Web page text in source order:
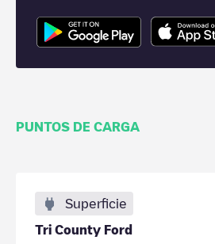
PUNTOS DE CARGA
Superficie
Tri County Ford